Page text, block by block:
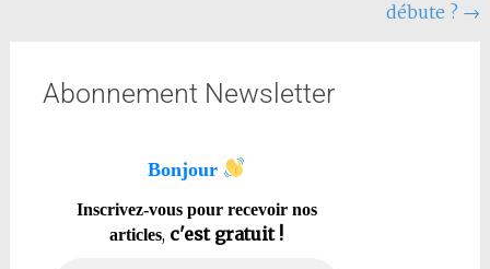
débute ? →
Abonnement Newsletter
Bonjour
Inscrivez-vous pour recevoir nos
articles, c'est gratuit !